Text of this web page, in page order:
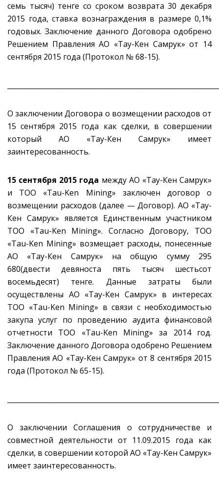
семь тысяч) тенге со сроком возврата 30 декабря
2015 года, ставка вознаграждения в размере 0,1%
годовых. Заключение данного Договора одобрено
Решением Правления АО «Тау-Кен Самрук» от 14
сентября 2015 года (Протокол № 68-15).
О заключении Договора о возмещении расходов от
15 сентября 2015 года как сделки, в совершении
который АО «Тау-Кен Самрук» имеет
заинтересованность.
15 сентября 2015 года между АО «Тау-Кен Самрук»
и ТОО «Tau-Ken Mining» заключен договор о
возмещении расходов (далее — Договор). АО «Тау-
Кен Самрук» является Единственным участником
ТОО «Tau-Ken Mining». Согласно Договору, ТОО
«Tau-Ken Mining» возмещает расходы, понесенные
АО «Тау-Кен Самрук» на общую сумму 295
680(двести девяноста пять тысяч шестьсот
восемьдесят) тенге. Данные затраты были
осуществлены АО «Тау-Кен Самрук» в интересах
ТОО «Tau-Ken Mining» в связи с необходимостью
закупа услуг по проведению аудита финансовой
отчетности ТОО «Tau-Ken Mining» за 2014 год.
Заключение данного Договора одобрено Решением
Правления АО «Тау-Кен Самрук» от 8 сентября 2015
года (Протокол № 65-15).
О заключении Соглашения о сотрудничестве и
совместной деятельности от 11.09.2015 года как
сделки, в совершении которой АО «Тау-Кен Самрук»
имеет заинтересованность.